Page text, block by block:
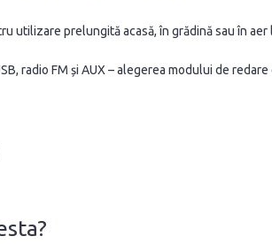
utilizare prelungită acasă, în grădină sau în aer
radio FM și AUX – alegerea modului de